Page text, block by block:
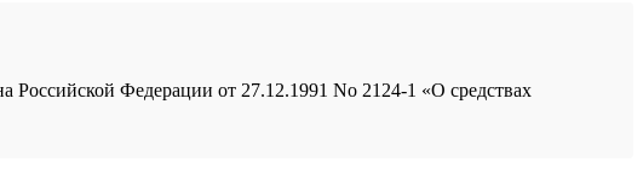
Российской Федерации от 27.12.1991 No 2124-1 «О средствах